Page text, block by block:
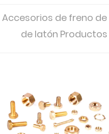
Accesorios de freno de
de latón Productos